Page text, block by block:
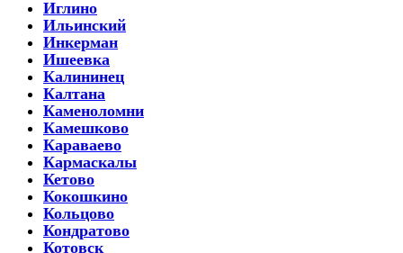
Иглино
Ильинский
Инкерман
Ишеевка
Калининец
Калтана
Каменоломни
Камешково
Караваево
Кармаскалы
Кетово
Кокошкино
Кольцово
Кондратово
Котовск